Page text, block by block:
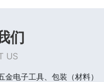
们
US
电子工具、包装（材料）